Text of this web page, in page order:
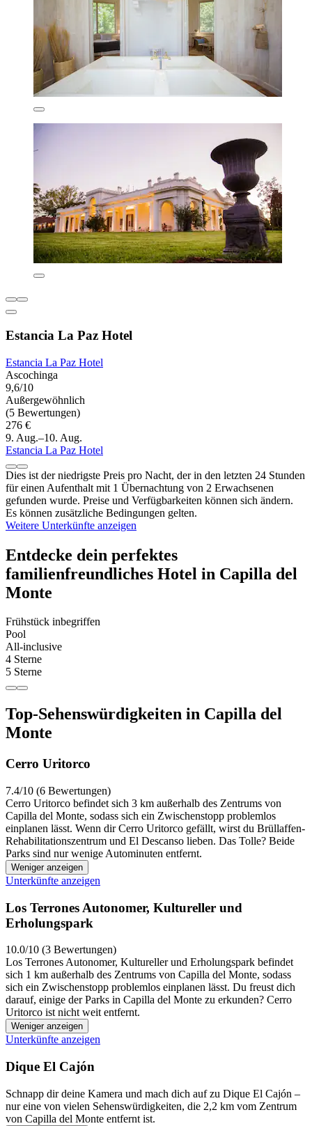
Estancia La Paz Hotel
Estancia La Paz Hotel
Ascochinga
9,6/10
Außergewöhnlich
(5 Bewertungen)
276 €
9. Aug.–10. Aug.
Estancia La Paz Hotel
Dies ist der niedrigste Preis pro Nacht, der in den letzten 24 Stunden
für einen Aufenthalt mit 1 Übernachtung von 2 Erwachsenen
gefunden wurde. Preise und Verfügbarkeiten können sich ändern.
Es können zusätzliche Bedingungen gelten.
Weitere Unterkünfte anzeigen
Entdecke dein perfektes
familienfreundliches Hotel in Capilla del
Monte
Frühstück inbegriffen
Pool
All-inclusive
4 Sterne
5 Sterne
Top-Sehenswürdigkeiten in Capilla del
Monte
Cerro Uritorco
7.4/10 (6 Bewertungen)
Cerro Uritorco befindet sich 3 km außerhalb des Zentrums von
Capilla del Monte, sodass sich ein Zwischenstopp problemlos
einplanen lässt. Wenn dir Cerro Uritorco gefällt, wirst du Brüllaffen-
Rehabilitationszentrum und El Descanso lieben. Das Tolle? Beide
Parks sind nur wenige Autominuten entfernt.
Weniger anzeigen
Unterkünfte anzeigen
Los Terrones Autonomer, Kultureller und
Erholungspark
10.0/10 (3 Bewertungen)
Los Terrones Autonomer, Kultureller und Erholungspark befindet
sich 1 km außerhalb des Zentrums von Capilla del Monte, sodass
sich ein Zwischenstopp problemlos einplanen lässt. Du freust dich
darauf, einige der Parks in Capilla del Monte zu erkunden? Cerro
Uritorco ist nicht weit entfernt.
Weniger anzeigen
Unterkünfte anzeigen
Dique El Cajón
Schnapp dir deine Kamera und mach dich auf zu Dique El Cajón –
nur eine von vielen Sehenswürdigkeiten, die 2,2 km vom Zentrum
von Capilla del Monte entfernt ist.